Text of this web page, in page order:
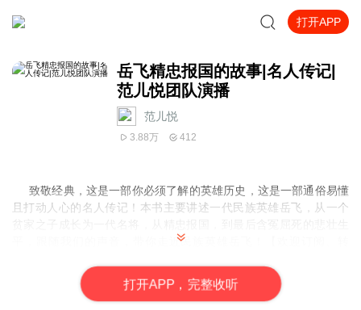
打开APP
岳飞精忠报国的故事|名人传记|
范儿悦团队演播
范儿悦
3.88万 412
致敬经典，这是一部你必须了解的英雄历史，这是一部通俗易懂
且打动人心的名人传记！本书主要讲述一代民族英雄岳飞，从一个
平，跟随我们的声音，带你走近民族英雄岳飞！【欢迎订阅、转
打开APP，完整收听